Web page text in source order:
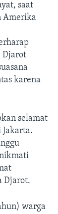
saat
Amerika
Djarot
karena
selamat
Jakarta.
Djarot.
warga